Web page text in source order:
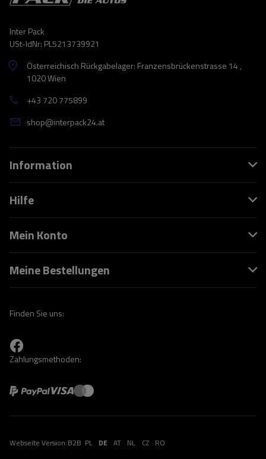
Inter Pack
USt-IdNr: PL5213739921
Österreichisch Rückgabelager: Franzensbrückenstrasse 14 ,
1020 Wien
+43 720 775899
shop@interpack24.at
Information
Hilfe
Mein Konto
Meine Bestellungen
Finden Sie uns:
Zahlungsmethoden:
Webseite Version:B2B PL DE AT NL CZ RO